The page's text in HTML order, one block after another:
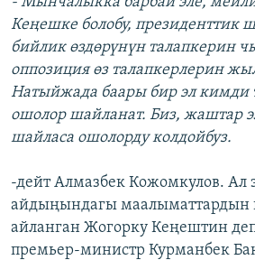
Кеңешке болобу, президенттик
бийлик өздөрүнүн талапкерин
оппозиция өз талапкерлерин
Натыйжада баары бир эл кимди
ошолор шайланат. Биз, жаштар
шайласа ошолорду колдойбуз.
-дейт Алмазбек Кожомкулов. Ал
айдыңындагы маалыматтардын
айланган Жогорку Кеңештин
премьер-министр Курманбек